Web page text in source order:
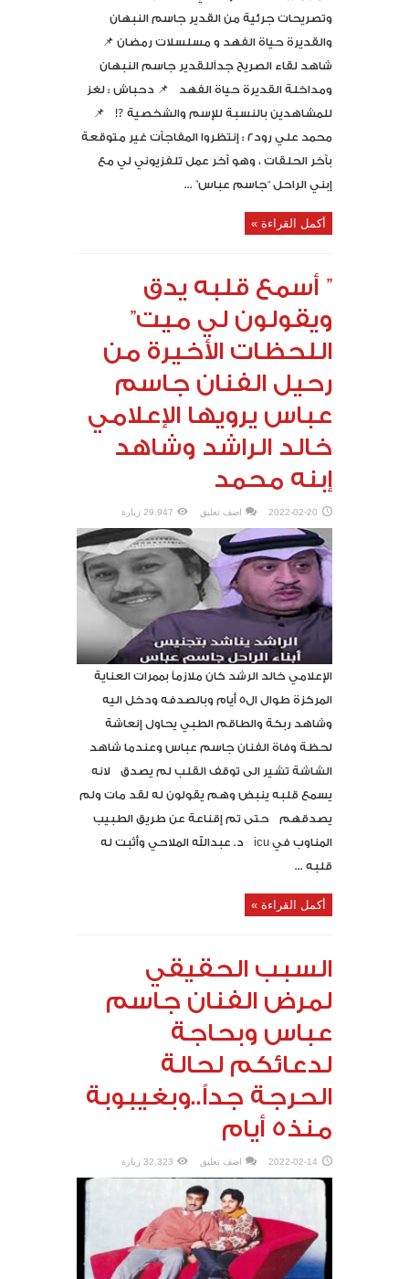
وتصريحات جرئية من القدير جاسم النبهان
والقديرة حياة الفهد و مسلسلات رمضان 📌
شاهد لقاء الصريح جداًللقدير جاسم النبهان
ومداخلة القديرة حياة الفهد 📌 دحباش : لغز
للمشاهدين بالنسبة للإسم والشخصية ⁉️ 📌
محمد علي رود٢ : إنتظروا المفاجآت غير متوقعة
بآخر الحلقات ، وهو آخر عمل تلفزيوني لي مع
إبني الراحل “جاسم عباس” ...
أكمل القراءة »
” أسمع قلبه يدق
ويقولون لي ميت”
اللحظات الأخيرة من
رحيل الفنان جاسم
عباس يرويها الإعلامي
خالد الراشد وشاهد
إبنه محمد
2022-02-20 اضف تعليق 29,947 زيارة
الإعلامي خالد الرشد كان ملازماً بممرات العناية
المركزة طوال ال5 أيام وبالصدفه ودخل اليه
وشاهد ربكة والطاقم الطبي يحاول إنعاشة
لحظة وفاة الفنان جاسم عباس وعندما شاهد
الشاشة تشير الى توقف القلب لم يصدق لانه
يسمع قلبه ينبض وهم يقولون له لقد مات ولم
يصدقهم حتى تم إقناعة عن طريق الطبيب
المناوب في icu د. عبدالله الملاحي وأثبت له
قلبه ...
أكمل القراءة »
السبب الحقيقي
لمرض الفنان جاسم
عباس وبحاجة
لدعائكم لحالة
الحرجة جداً..وبغيبوبة
منذ5 أيام
2022-02-14 اضف تعليق 32,323 زيارة